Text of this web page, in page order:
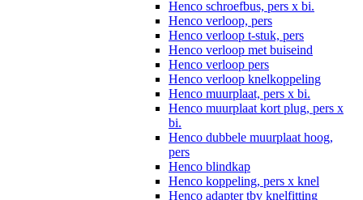
Henco schroefbus, pers x bi.
Henco verloop, pers
Henco verloop t-stuk, pers
Henco verloop met buiseind
Henco verloop pers
Henco verloop knelkoppeling
Henco muurplaat, pers x bi.
Henco muurplaat kort plug, pers x
bi.
Henco dubbele muurplaat hoog,
pers
Henco blindkap
Henco koppeling, pers x knel
Henco adapter tbv knelfitting